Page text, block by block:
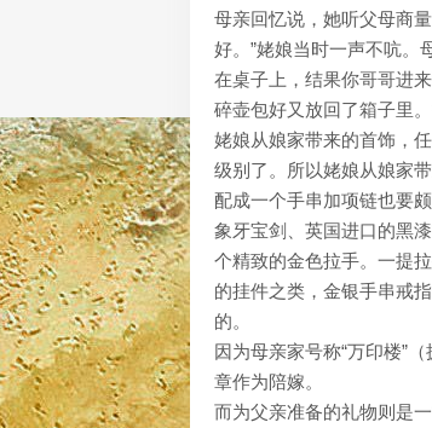
母亲回忆说，她听父母商
好。”姥娘当时一声不吭。
在桌子上，结果你哥哥进
碎壶包好又放回了箱子里
姥娘从娘家带来的首饰，
级别了。所以姥娘从娘家
配成一个手串加项链也要
象牙宝剑、英国进口的黑
个精致的金色拉手。一提
的挂件之类，金银手串戒
的。
因为母亲家号称“万印楼”
章作为陪嫁。
而为父亲准备的礼物则是